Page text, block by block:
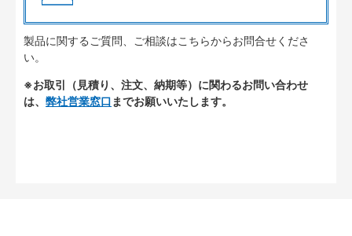
製品に関するご質問、ご相談はこちらからお問合せくださ
い。
※お取引（見積り、注文、納期等）に関わるお問い合わせ
は、 弊社営業窓口 までお願いいたします。